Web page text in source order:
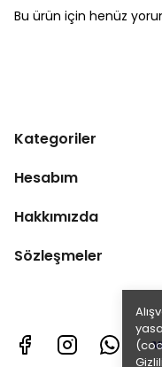
Bu ürün için henüz
Kategoriler
Hesabım
Hakkımızda
Sözleşmeler